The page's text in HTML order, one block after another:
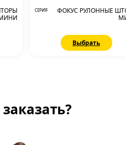
СЕРИЯ
ФОКУС РУЛОННЫЕ
Выбрать